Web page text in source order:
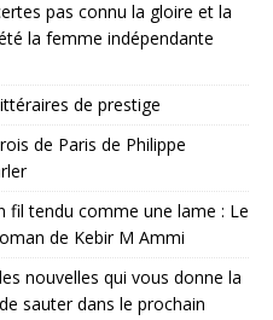
pas connu la gloire et la
la femme indépendante
de prestige
de Paris de Philippe
fil tendu comme une lame : Le
de Kebir M Ammi
nouvelles qui vous donne la
sauter dans le prochain